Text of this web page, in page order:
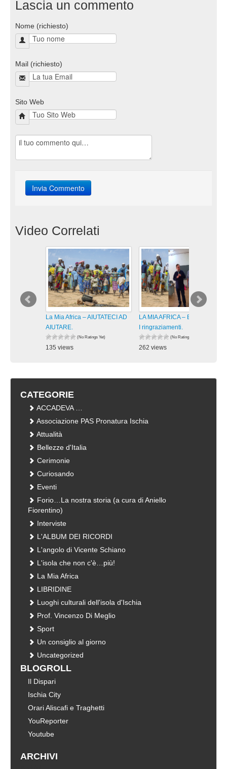
Lascia un commento
Nome (richiesto)
Mail (richiesto)
Sito Web
Video Correlati
La Mia Africa – AIUTATECI AD
AIUTARE.
(No Ratings Yet)
135 views
LA MIA AFRICA – Burkina Faso:
I ringraziamenti.
(No Ratings Yet)
262 views
CATEGORIE
ACCADEVA …
Associazione PAS Pronatura Ischia
Attualità
Bellezze d'Italia
Cerimonie
Curiosando
Eventi
Forio…La nostra storia (a cura di Aniello
Fiorentino)
Interviste
L'ALBUM DEI RICORDI
L'angolo di Vicente Schiano
L'isola che non c'è…più!
La Mia Africa
LIBRIDINE
Luoghi culturali dell'isola d'Ischia
Prof. Vincenzo Di Meglio
Sport
Un consiglio al giorno
Uncategorized
BLOGROLL
Il Dispari
Ischia City
Orari Aliscafi e Traghetti
YouReporter
Youtube
ARCHIVI